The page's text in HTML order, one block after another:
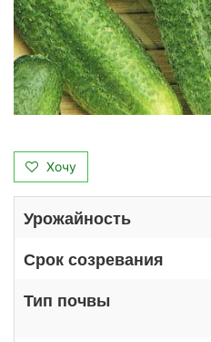
Хочу
Урожайность
Срок созревания
Тип почвы